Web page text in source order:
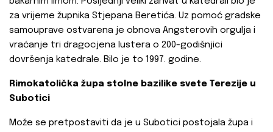
za vrijeme župnika Stjepana Beretića. Uz pomoć gradske
samouprave ostvarena je obnova Angsterovih orgulja i
vraćanje tri dragocjena lustera o 200-godišnjici
dovršenja katedrale. Bilo je to 1997. godine.
Rimokatolička župa stolne bazilike svete Terezije u
Subotici
Može se pretpostaviti da je u Subotici postojala župa i